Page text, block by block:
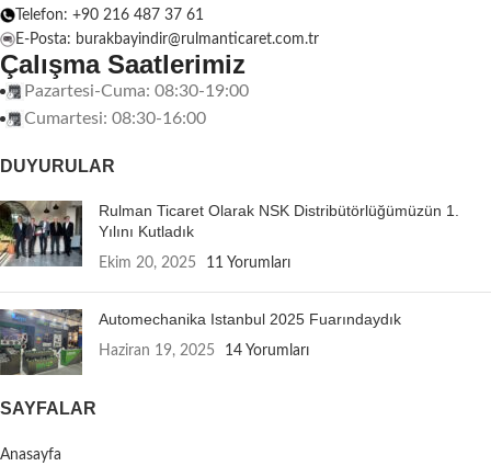
Telefon: +90 216 487 37 61
E-Posta: burakbayindir@rulmanticaret.com.tr
Çalışma Saatlerimiz
Pazartesi-Cuma: 08:30-19:00
Cumartesi: 08:30-16:00
DUYURULAR
Rulman Ticaret Olarak NSK Distribütörlüğümüzün 1.
Yılını Kutladık
Ekim 20, 2025 11 Yorumları
Automechanika Istanbul 2025 Fuarındaydık
Haziran 19, 2025 14 Yorumları
SAYFALAR
Anasayfa